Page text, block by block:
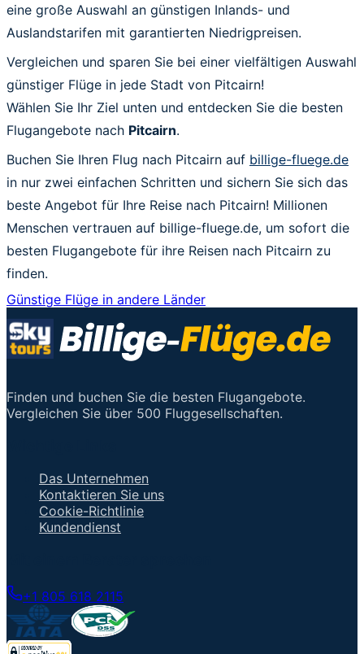
eine große Auswahl an günstigen Inlands- und
Auslandstarifen mit garantierten Niedrigpreisen.
Vergleichen und sparen Sie bei einer vielfältigen Auswahl
günstiger Flüge in jede Stadt von Pitcairn!
Wählen Sie Ihr Ziel unten und entdecken Sie die besten
Flugangebote nach Pitcairn.
Buchen Sie Ihren Flug nach Pitcairn auf billige-fluege.de
in nur zwei einfachen Schritten und sichern Sie sich das
beste Angebot für Ihre Reise nach Pitcairn! Millionen
Menschen vertrauen auf billige-fluege.de, um sofort die
besten Flugangebote für ihre Reisen nach Pitcairn zu
finden.
Günstige Flüge in andere Länder
Finden und buchen Sie die besten Flugangebote.
Vergleichen Sie über 500 Fluggesellschaften.
Das Unternehmen
Kontaktieren Sie uns
Cookie-Richtlinie
Kundendienst
+1 805 618 2115